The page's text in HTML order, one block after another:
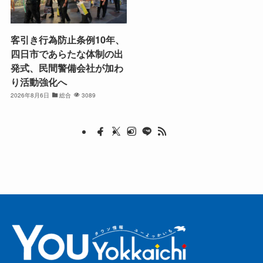
客引き行為防止条例10年、
四日市であらたな体制の出
発式、民間警備会社が加わ
り活動強化へ
2026年8月6日 総合 3089